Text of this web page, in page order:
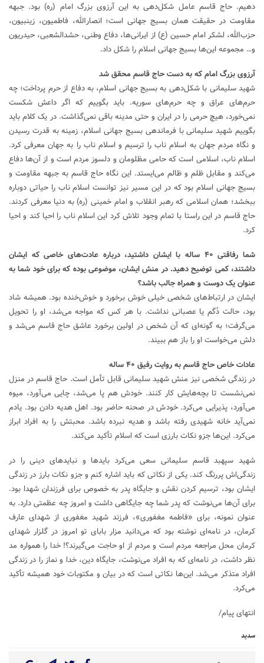
دهیم. حاج قاسم عامل شکل‌دهی به این آرزوی بزرگ امام (ره) بود. جبهه
مقاومت در حقیقت همان بسیج جهانی است؛ انصارالله، فاطمیون، زینبیون،
حزب‌الله، لشکر امام حسین (ع) از ایرانی‌ها، دفاع وطنی، حشدالشعبی، حیدریون
و… مجموعه این‌ها بسیج جهانی اسلام را شکل داد.
آرزوی بزرگ امام که به دست حاج قاسم محقق شد
شهید سلیمانی با شکل‌دهی به بسیج جهانی اسلام، به دفاع از حرم پرداخت؛ چه
حرم‌های عراق و چه حرم‌های سوریه. باید بگوییم که اگر داعش شکست
نمی‌خورد، هیچ حرمی را در ایران و حتی مدینه باقی نمی‌گذاشت. در یک کلام باید
بگوییم شهید سلیمانی با فرماندهی بسیج جهانی اسلام، زمینه به قدرت رسیدن
و نگاه مردم جهان به اسلام ناب را ترسیم و اسلام ناب را به جهان معرفی کرد.
اسلام ناب، اسلامی است که حامی مظلومان و دلسوز مردم است و از آن‌ها دفاع
می‌کند و مقابل ظلم و ظالم می‌ایستد. این نگاه حاج قاسم به جبهه مقاومت و
بسیج جهانی اسلام بود که در این مسیر نیز توانست اسلام ناب را حیاتی دوباره
ببخشد؛ همان اسلامی که رهبر انقلاب و امام خمینی (ره) به دنیا معرفی کردند.
حاج قاسم در این راستا با تمام وجود تلاش کرد این اسلام ناب را احیا کند و احیا
کرد.
شما رفاقتی ۴۰ ساله با ایشان داشتید، درباره عادت‌های خاصی که ایشان
داشتند، کمی توضیح دهید. در منش ایشان، موضوعی بوده که برای خود شما به
عنوان یک دوست و همراه جالب باشد؟
ایشان در ارتباط‌های شخصی خیلی خوش برخورد و خوش‌خنده بود. همیشه شاد
بود، حالت دُگم یا عصبانی نداشت. با هر کس که مواجه می‌شد، او را تحویل
می‌گرفت؛ به گونه‌ای که آن شخص در اولین برخورد عاشق حاج قاسم می‌شد و
دلش می‌خواست او را باز هم ببیند.
عادات خاص حاج قاسم به روایت رفیق ۴۰ ساله
در زندگی شخصی نیز منش شهید سلیمانی قابل تأمل است. حاج قاسم در منزل
نمی‌نشست تا بچه‌هایش کار کنند. خودش هم پا می‌شد، چایی می‌آورد، میوه
می‌آورد، پذیرایی می‌کرد. خودش در صحنه حاضر بود. اهل هدیه دادن بود. یادم
نمی‌آید خانه شهیدی رفته باشد و هدیه نبرده باشد. محبتش را به افراد ابراز
می‌کرد. این‌ها جزو نکات بارزی است که اسلام تأکید می‌کند.
شهید سپهبد قاسم سلیمانی سعی می‌کرد باید‌ها و نباید‌های دینی را در
زندگی‌اش پررنگ کند. یکی از نکاتی که باید اشاره کنم و جزو نکات بارز در زندگی
ایشان بود، ترسیم کردن نقش و جایگاه پدر به خصوص برای فرزندان شهدا بود.
برای آن‌ها می‌نوشت که پدر شما چه جایگاهی داشت و امروز چه عظمتی دارد. به
عنوان نمونه، برای «فاطمه مغفوری»، فرزند شهید مغفوری از شهدای عارف
کرمان، در نامه‌ای نوشته بود که می‌دانید مزار بابای تو امروز در گلزار شهدای
کرمان محل مراجعه مردم است و مردم از او حاجت می‌گیرند؟! خدا را همواره مد
نظر داشت، در نامه‌ای که به افراد می‌نوشت، جایگاه دین، خدا و نماز را در زندگی
افراد متذکر می‌شد. این‌ها نکاتی است که در بیان و مکتوبات خود همیشه تأکید
می‌کرد.
انتهای پیام/
سدید